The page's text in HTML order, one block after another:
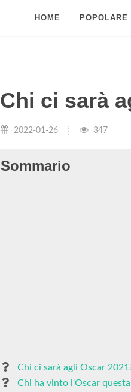
HOME POPOLARE
Chi ci sarà
2022-01-26 347
Sommario
Chi ci sarà agli Oscar
Chi ha vinto l'Oscar